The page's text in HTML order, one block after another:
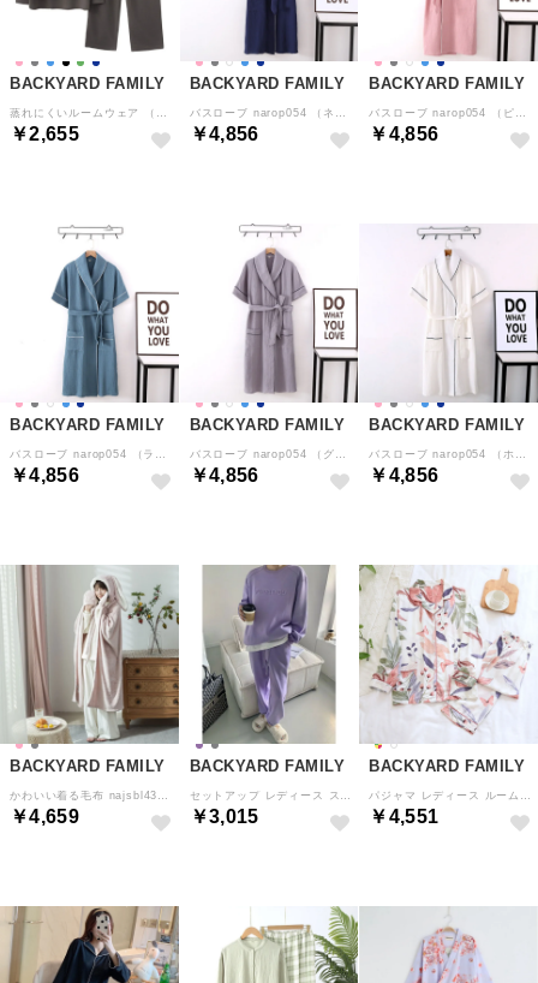
BACKYARD FAMILY
￥2,655
BACKYARD FAMILY
￥4,856
BACKYARD FAMILY
￥4,856
BACKYARD FAMILY
￥4,856
BACKYARD FAMILY
￥4,856
BACKYARD FAMILY
￥4,856
BACKYARD FAMILY
￥4,659
BACKYARD FAMILY
￥3,015
BACKYARD FAMILY
￥4,551